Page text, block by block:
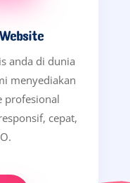
anda di dunia
menyediakan
profesional
cepat,